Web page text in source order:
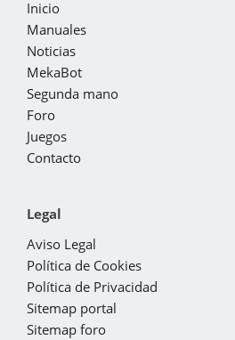
Inicio
Manuales
Noticias
MekaBot
Segunda mano
Foro
Juegos
Contacto
Legal
Aviso Legal
Política de Cookies
Política de Privacidad
Sitemap portal
Sitemap foro